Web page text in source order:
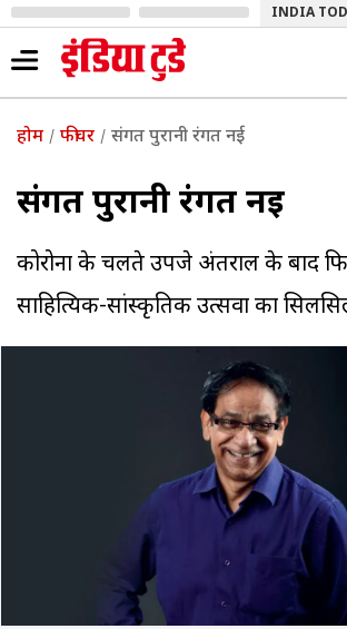
INDIA
होम फीचर संगत पुरानी रंगत नई
संगत पुरानी रंगत नई
कोरोना के चलते उपजे अंतराल के बाद
साहित्यिक-सांस्कृतिक उत्सवों का